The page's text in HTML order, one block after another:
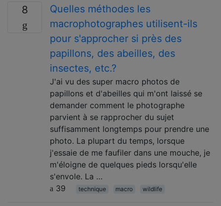
8
Quelles méthodes les
macrophotographes utilisent-ils
pour s'approcher si près des
papillons, des abeilles, des
insectes, etc.?
J'ai vu des super macro photos de
papillons et d'abeilles qui m'ont laissé se
demander comment le photographe
parvient à se rapprocher du sujet
suffisamment longtemps pour prendre une
photo. La plupart du temps, lorsque
j'essaie de me faufiler dans une mouche, je
m'éloigne de quelques pieds lorsqu'elle
s'envole. La …
39
technique macro wildlife